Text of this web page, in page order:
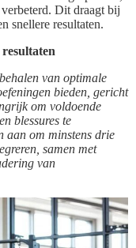
Dit draagt bij
snellere resultaten.
van optimale
bieden, gericht
om voldoende
blessures te
aan om minstens drie
samen met
van